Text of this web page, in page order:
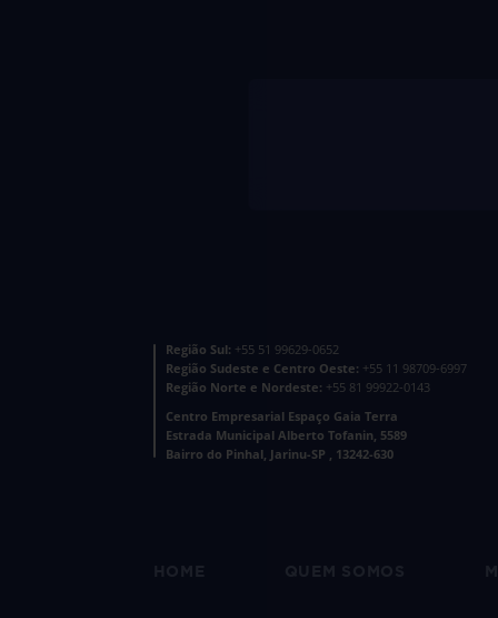
Região Sul: +55 51 99629-0652
Região Sudeste e Centro Oeste: +55 11 98709-6997
Região Norte e Nordeste: +55 81 99922-0143
Centro Empresarial Espaço Gaia Terra
Estrada Municipal Alberto Tofanin, 5589
Bairro do Pinhal, Jarinu-SP , 13242-630